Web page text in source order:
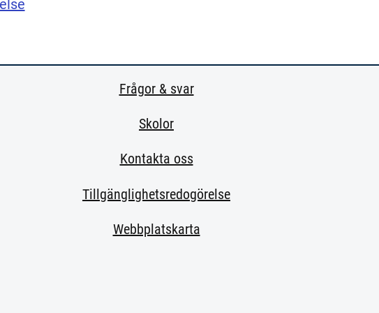
Frågor & svar
Skolor
Kontakta oss
Tillgänglighetsredogörelse
Webbplatskarta